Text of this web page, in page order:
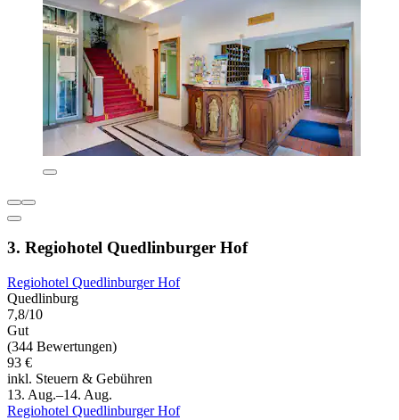
3. Regiohotel Quedlinburger Hof
Regiohotel Quedlinburger Hof
Quedlinburg
7,8/10
Gut
(344 Bewertungen)
93 €
inkl. Steuern & Gebühren
13. Aug.–14. Aug.
Regiohotel Quedlinburger Hof